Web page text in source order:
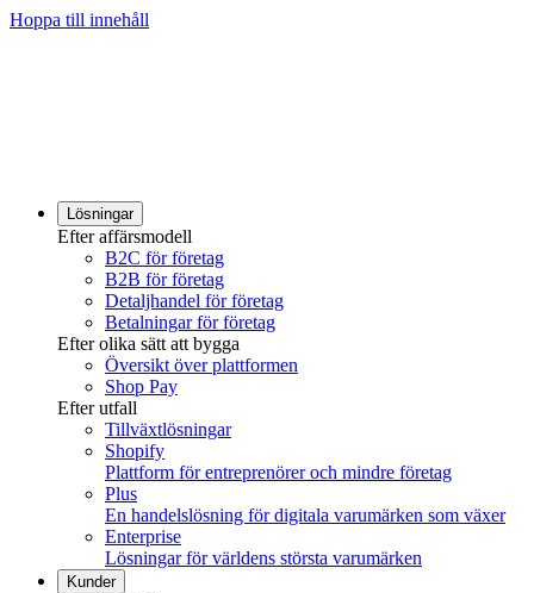
Hoppa till innehåll
Lösningar
Efter affärsmodell
B2C för företag
B2B för företag
Detaljhandel för företag
Betalningar för företag
Efter olika sätt att bygga
Översikt över plattformen
Shop Pay
Efter utfall
Tillväxtlösningar
Shopify
Plattform för entreprenörer och mindre företag
Plus
En handelslösning för digitala varumärken som växer
Enterprise
Lösningar för världens största varumärken
Kunder